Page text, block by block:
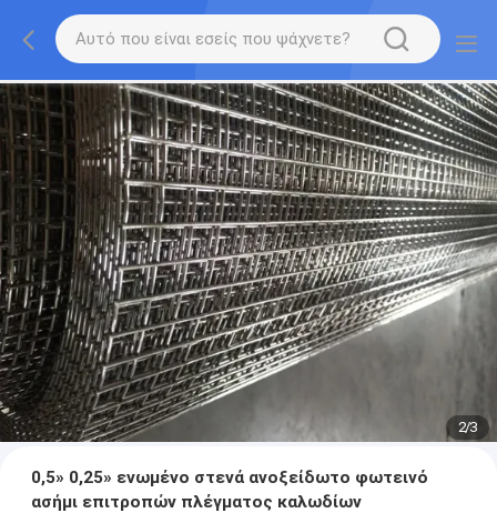
2/3
0,5» 0,25» ενωμένο στενά ανοξείδωτο φωτεινό
ασήμι επιτροπών πλέγματος καλωδίων